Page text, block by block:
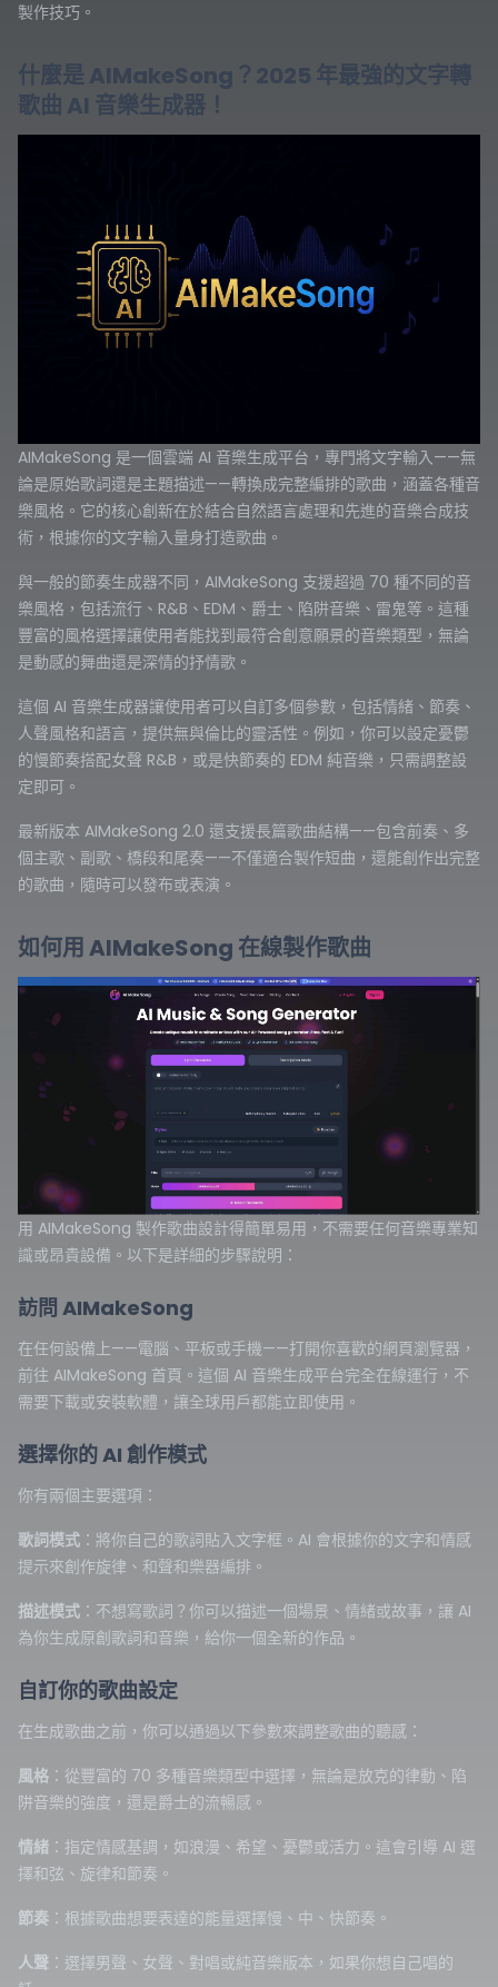
製作技巧。
什麼是 AIMakeSong？2025 年最強的文字轉
歌曲 AI 音樂生成器！
AIMakeSong 是一個雲端 AI 音樂生成平台，專門將文字輸入——無
論是原始歌詞還是主題描述——轉換成完整編排的歌曲，涵蓋各種音
樂風格。它的核心創新在於結合自然語言處理和先進的音樂合成技
術，根據你的文字輸入量身打造歌曲。
與一般的節奏生成器不同，AIMakeSong 支援超過 70 種不同的音
樂風格，包括流行、R&B、EDM、爵士、陷阱音樂、雷鬼等。這種
豐富的風格選擇讓使用者能找到最符合創意願景的音樂類型，無論
是動感的舞曲還是深情的抒情歌。
這個 AI 音樂生成器讓使用者可以自訂多個參數，包括情緒、節奏、
人聲風格和語言，提供無與倫比的靈活性。例如，你可以設定憂鬱
的慢節奏搭配女聲 R&B，或是快節奏的 EDM 純音樂，只需調整設
定即可。
最新版本 AIMakeSong 2.0 還支援長篇歌曲結構——包含前奏、多
個主歌、副歌、橋段和尾奏——不僅適合製作短曲，還能創作出完整
的歌曲，隨時可以發布或表演。
如何用 AIMakeSong 在線製作歌曲
用 AIMakeSong 製作歌曲設計得簡單易用，不需要任何音樂專業知
識或昂貴設備。以下是詳細的步驟說明：
訪問 AIMakeSong
在任何設備上——電腦、平板或手機——打開你喜歡的網頁瀏覽器，
前往 AIMakeSong 首頁 。這個 AI 音樂生成平台完全在線運行，不
需要下載或安裝軟體，讓全球用戶都能立即使用。
選擇你的 AI 創作模式
你有兩個主要選項：
歌詞模式 ：將你自己的歌詞貼入文字框。AI 會根據你的文字和情感
提示來創作旋律、和聲和樂器編排。
描述模式 ：不想寫歌詞？你可以描述一個場景、情緒或故事，讓 AI
為你生成原創歌詞和音樂，給你一個全新的作品。
自訂你的歌曲設定
在生成歌曲之前，你可以通過以下參數來調整歌曲的聽感：
風格 ：從豐富的 70 多種音樂類型中選擇，無論是放克的律動、陷
阱音樂的強度，還是爵士的流暢感。
情緒 ：指定情感基調，如浪漫、希望、憂鬱或活力。這會引導 AI 選
擇和弦、旋律和節奏。
節奏 ：根據歌曲想要表達的能量選擇慢、中、快節奏。
人聲 ：選擇男聲、女聲、對唱或純音樂版本，如果你想自己唱的